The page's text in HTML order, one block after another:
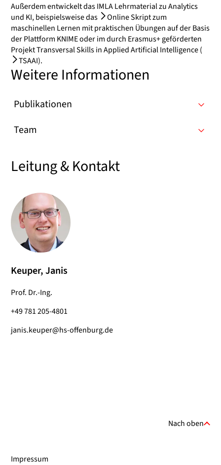
Außerdem entwickelt das IMLA Lehrmaterial zu Analytics
und KI, beispielsweise das
Online Skript zum
maschinellen Lernen mit praktischen Übungen auf der Basis
der Plattform KNIME oder im durch Erasmus+ geförderten
ProjektTransversal Skills in Applied Artificial Intelligence (
TSAAI).
Weitere Informationen
Publikationen
Team
Leitung & Kontakt
Keuper, Janis
Prof. Dr.-Ing.
+49 781 205-4801
janis.keuper@hs-offenburg.de
Nach oben
Impressum